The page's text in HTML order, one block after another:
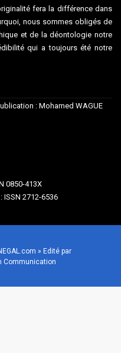
fera la différence dans
nous sommes obligés de
et de la déontologie notre
qui a toujours été notre
: Mohamed WAGUE
0850-413X
ISSN 2712-6536
» Edité par
Communication